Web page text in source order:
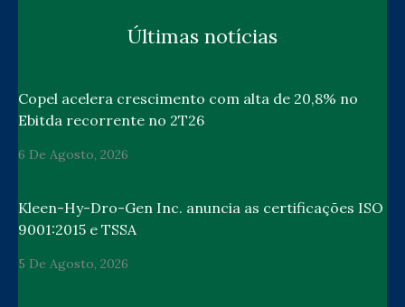
Últimas notícias
Copel acelera crescimento com alta de 20,8% no
Ebitda recorrente no 2T26
6 De Agosto, 2026
Kleen-Hy-Dro-Gen Inc. anuncia as certificações ISO
9001:2015 e TSSA
5 De Agosto, 2026